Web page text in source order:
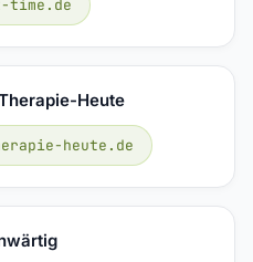
time.de
Heute
heute.de